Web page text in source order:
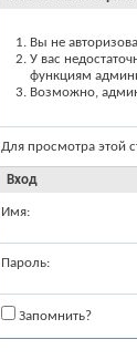
Вы не
У вас
функциям
Возможно,
Для просмотра этой
Вход
Имя:
Пароль:
Запомнить?